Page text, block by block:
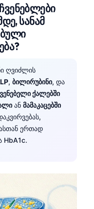
სანამ
ღვიძლის
, ბილირუბინი, და
ქალებში
ან მამაკაცებში
ერთად
HbA1c.